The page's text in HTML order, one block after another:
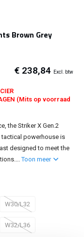
Brown Grey
€ 238,84 Excl. btw
(Mits op voorraad
the Striker X Gen.2
tactical powerhouse is
designed to meet the
Toon meer
W30/L32
W32/L36